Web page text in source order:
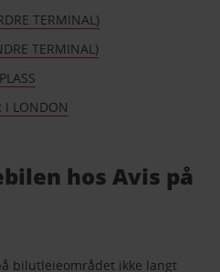
TERMINAL)
TERMINAL)
I LONDON
hos Avis på
bilutleieområdet ikke langt